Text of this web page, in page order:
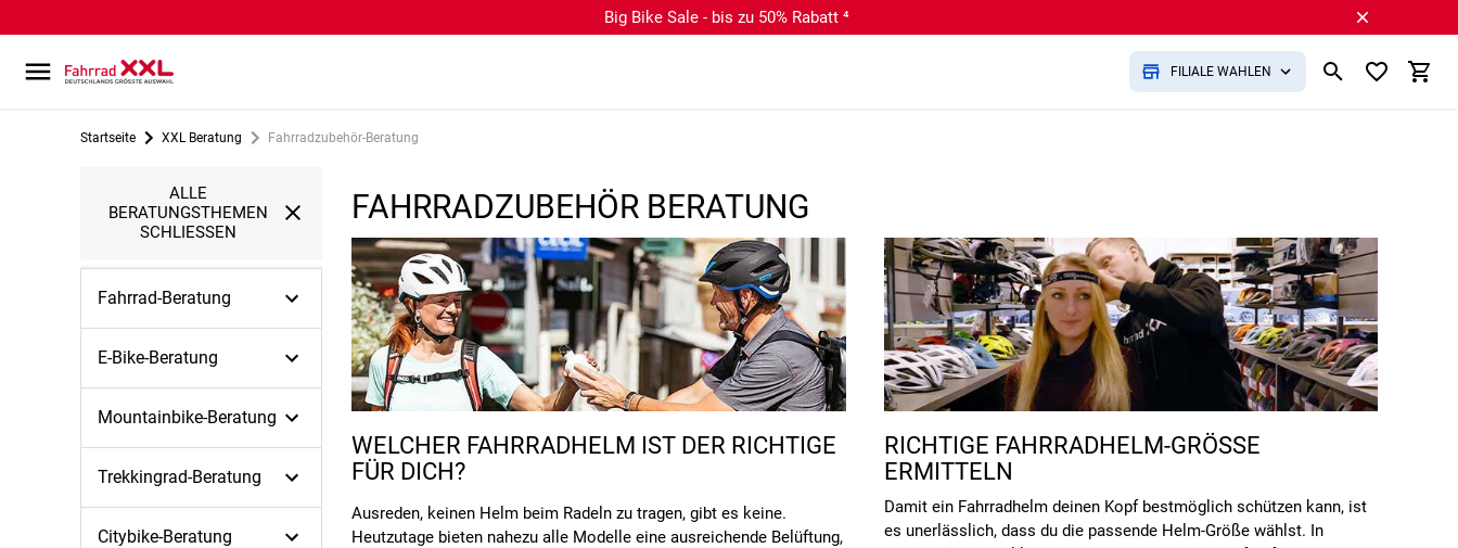
Big Bike Sale - bis zu 50% Rabatt ⁴
FILIALE WÄHLEN
Startseite XXL Beratung Fahrradzubehör-Beratung
ALLE
BERATUNGSTHEMEN
SCHLIESSEN
Fahrrad-Beratung
E-Bike-Beratung
Mountainbike-Beratung
Trekkingrad-Beratung
Citybike-Beratung
FAHRRADZUBEHÖR BERATUNG
WELCHER FAHRRADHELM IST DER RICHTIGE
FÜR DICH?
Ausreden, keinen Helm beim Radeln zu tragen, gibt es keine.
Heutzutage bieten nahezu alle Modelle eine ausreichende Belüftung,
RICHTIGE FAHRRADHELM-GRÖSSE E
RMITTELN
Damit ein Fahrradhelm deinen Kopf bestmöglich schützen kann, ist
es unerlässlich, dass du die passende Helm-Größe wählst. In